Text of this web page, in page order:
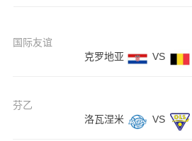
国际友谊
克罗地亚
VS
芬乙
洛瓦涅米
VS